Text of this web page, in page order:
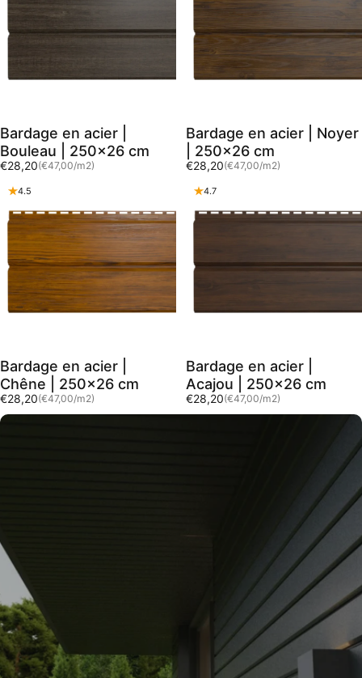
Bardage en acier |
Bouleau | 250x26 cm
€28,20
Prix unitaire
(€47,00/
par m2)
Bardage en acier | Noyer
| 250x26 cm
€28,20
Prix unitaire
(€47,00/
par m2)
4.5
Bardage en acier |
Chêne | 250x26 cm
€28,20
Prix unitaire
(€47,00/
par m2)
4.7
Bardage en acier |
Acajou | 250x26 cm
€28,20
Prix unitaire
(€47,00/
par m2)